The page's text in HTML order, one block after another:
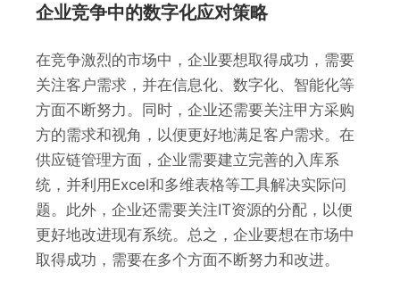
企业竞争中的数字化应对策略
在竞争激烈的市场中，企业要想取得成功，需要
关注客户需求，并在信息化、数字化、智能化等
方面不断努力。同时，企业还需要关注甲方采购
方的需求和视角，以便更好地满足客户需求。在
供应链管理方面，企业需要建立完善的入库系
统，并利用Excel和多维表格等工具解决实际问
题。此外，企业还需要关注IT资源的分配，以便
更好地改进现有系统。总之，企业要想在市场中
取得成功，需要在多个方面不断努力和改进。